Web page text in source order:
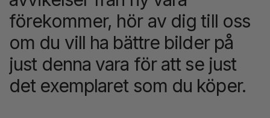
förekommer, hör av dig till oss
om du vill ha bättre bilder på
just denna vara för att se just
det exemplaret som du köper.